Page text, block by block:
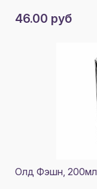
46.00 руб
Олд Фэшн, 200мл